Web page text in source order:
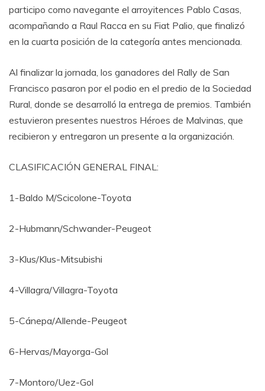
participo como navegante el arroyitences Pablo Casas,
acompañando a Raul Racca en su Fiat Palio, que finalizó
en la cuarta posición de la categoría antes mencionada.
Al finalizar la jornada, los ganadores del Rally de San
Francisco pasaron por el podio en el predio de la Sociedad
Rural, donde se desarrolló la entrega de premios. También
estuvieron presentes nuestros Héroes de Malvinas, que
recibieron y entregaron un presente a la organización.
CLASIFICACIÓN GENERAL FINAL:
1-Baldo M/Scicolone-Toyota
2-Hubmann/Schwander-Peugeot
3-Klus/Klus-Mitsubishi
4-Villagra/Villagra-Toyota
5-Cánepa/Allende-Peugeot
6-Hervas/Mayorga-Gol
7-Montoro/Uez-Gol